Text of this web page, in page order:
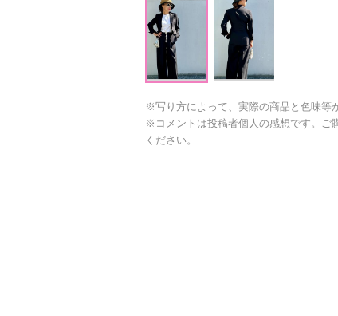
※写り方によって、実際の商品と色味等
※コメントは投稿者個人の感想です。ご
ください。